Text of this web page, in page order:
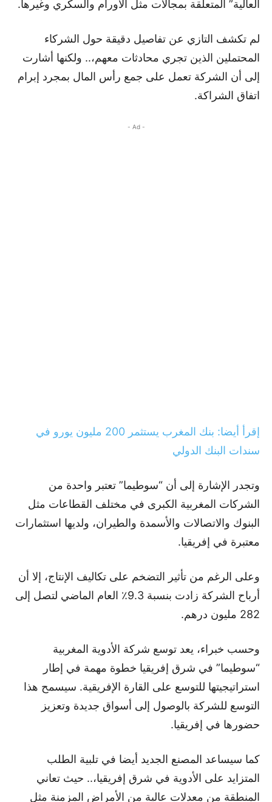
العالية” المتعلقة بمجالات مثل الأورام والسكري وغيرها.
لم تكشف التازي عن تفاصيل دقيقة حول الشركاء
المحتملين الذين تجري محادثات معهم،.. ولكنها أشارت
إلى أن الشركة تعمل على جمع رأس المال بمجرد إبرام
اتفاق الشراكة.
- Ad -
إقرأ أيضا: بنك المغرب يستثمر 200 مليون يورو في
سندات البنك الدولي
وتجدر الإشارة إلى أن “سوطيما” تعتبر واحدة من
الشركات المغربية الكبرى في مختلف القطاعات مثل
البنوك والاتصالات والأسمدة والطيران، ولديها استثمارات
معتبرة في إفريقيا.
وعلى الرغم من تأثير التضخم على تكاليف الإنتاج، إلا أن
أرباح الشركة زادت بنسبة 9.3٪ العام الماضي لتصل إلى
282 مليون درهم.
وحسب خبراء، يعد توسع شركة الأدوية المغربية
“سوطيما” في شرق إفريقيا خطوة مهمة في إطار
استراتيجيتها للتوسع على القارة الإفريقية. سيسمح هذا
التوسع للشركة بالوصول إلى أسواق جديدة وتعزيز
حضورها في إفريقيا.
كما سيساعد المصنع الجديد أيضا في تلبية الطلب
المتزايد على الأدوية في شرق إفريقيا،.. حيث تعاني
المنطقة من معدلات عالية من الأمراض المزمنة مثل